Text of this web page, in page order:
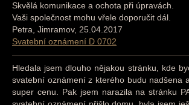
Skvělá komunikace a ochota při úpravách.
Vaši společnost mohu vřele doporučit dál.
Petra, Jimramov, 25.04.2017
Svatební oznámení D 0702
Hledala jsem dlouho nějakou stránku, kde
svatební oznámení z kterého budu nadšena
super cenu. Pak jsem narazila na stránku